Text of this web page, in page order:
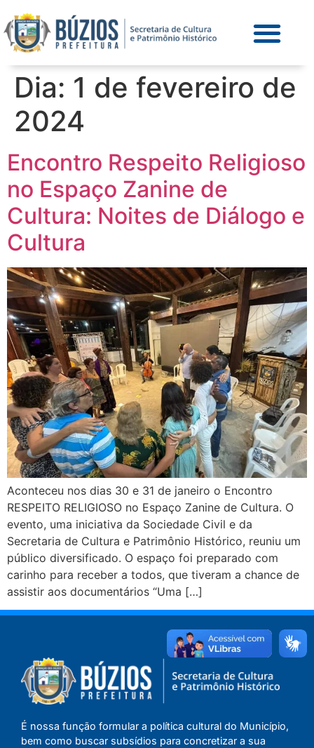
Dia: 1 de fevereiro de
2024
Encontro Respeito Religioso
no Espaço Zanine de
Cultura: Noites de Diálogo e
Cultura
Aconteceu nos dias 30 e 31 de janeiro o Encontro
RESPEITO RELIGIOSO no Espaço Zanine de Cultura. O
evento, uma iniciativa da Sociedade Civil e da
Secretaria de Cultura e Patrimônio Histórico, reuniu um
público diversificado. O espaço foi preparado com
carinho para receber a todos, que tiveram a chance de
assistir aos documentários “Uma […]
É nossa função formular a política cultural do Município,
bem como buscar subsídios para concretizar a sua